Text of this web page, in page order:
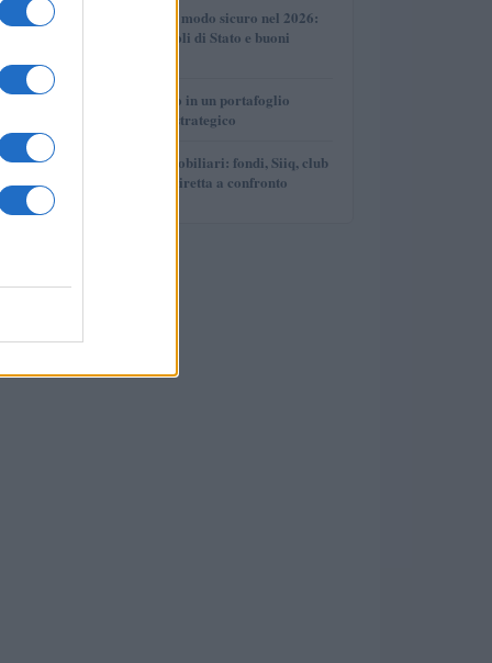
3
Come investire in modo sicuro nel 2026:
conti deposito, titoli di Stato e buoni
4
Come inserire oro in un portafoglio
giovane in modo strategico
5
Investimenti immobiliari: fondi, Siiq, club
deal e proprietà diretta a confronto